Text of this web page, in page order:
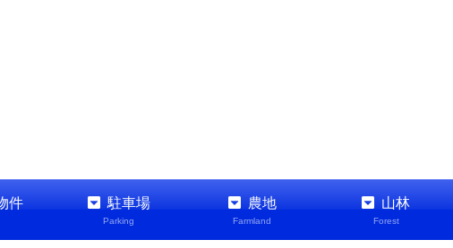
件 駐車場
Parking
農地
Farmland
山林
Forest